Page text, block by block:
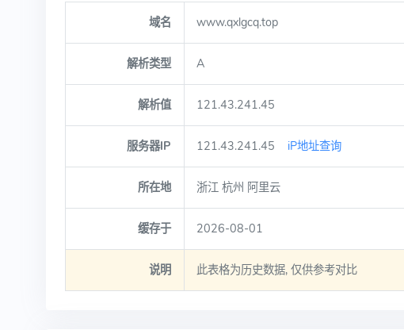
域名 www.qxlgcq.top
解析类型 A
解析值 121.43.241.45
服务器IP 121.43.241.45 iP地址查询
所在地 浙江 杭州 阿里云
缓存于 2026-08-01
说明 此表格为历史数据, 仅供参考对比